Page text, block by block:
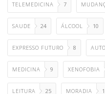
TELEMEDICINA 7
SAUDE 24 ÁLCOOL 10
EXPRESSO FUTURO 8
MEDICINA 9 XENOFOBIA
LEITURA 25 MORADIA